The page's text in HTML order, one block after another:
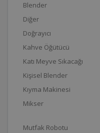
Blender
Diğer
Doğrayıcı
Kahve Öğütücü
Katı Meyve Sıkacağı
Kişisel Blender
Kıyma Makinesi
Mikser
Mutfak Robotu